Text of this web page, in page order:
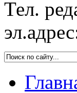
Тел.